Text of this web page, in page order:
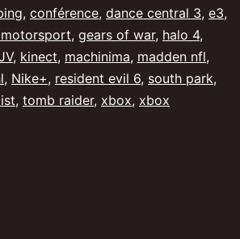
retenir
?
, conférence, dance central 3, e3,
, gears of war, halo 4,
, kinect, machinima, madden nfl,
, Nike+, resident evil 6, south park,
, tomb raider, xbox, xbox